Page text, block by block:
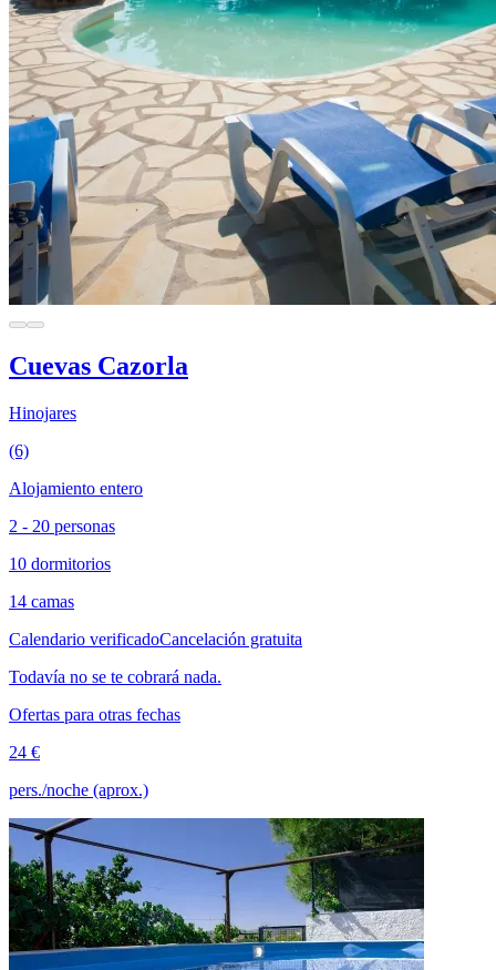
Cuevas Cazorla
Hinojares
(6)
Alojamiento entero
2 - 20 personas
10 dormitorios
14 camas
Calendario verificadoCancelación gratuita
Todavía no se te cobrará nada.
Ofertas para otras fechas
24 €
pers./noche (aprox.)